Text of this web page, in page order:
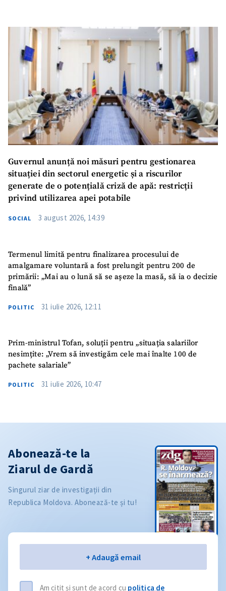
Guvernul anunță noi măsuri pentru gestionarea
situației din sectorul energetic și a riscurilor
generate de o potențială criză de apă: restricții
privind utilizarea apei potabile
SOCIAL 3 august 2026, 14:39
Termenul limită pentru finalizarea procesului de
amalgamare voluntară a fost prelungit pentru 200 de
primării: „Mai au o lună să se așeze la masă, să ia o decizie
finală”
POLITIC 31 iulie 2026, 12:11
Prim-ministrul Tofan, soluții pentru „situația salariilor
nesimțite: „Vrem să investigăm cele mai înalte 100 de
pachete salariale”
POLITIC 31 iulie 2026, 10:47
Abonează-te la
Ziarul de Gardă
Singurul ziar de investigații din
Republica Moldova. Abonează-te și tu!
+ Adaugă email
Am citit și sunt de acord cu politica de